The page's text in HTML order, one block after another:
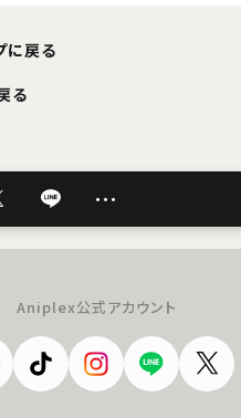
に戻る
る
…
Aniplex公式アカウント